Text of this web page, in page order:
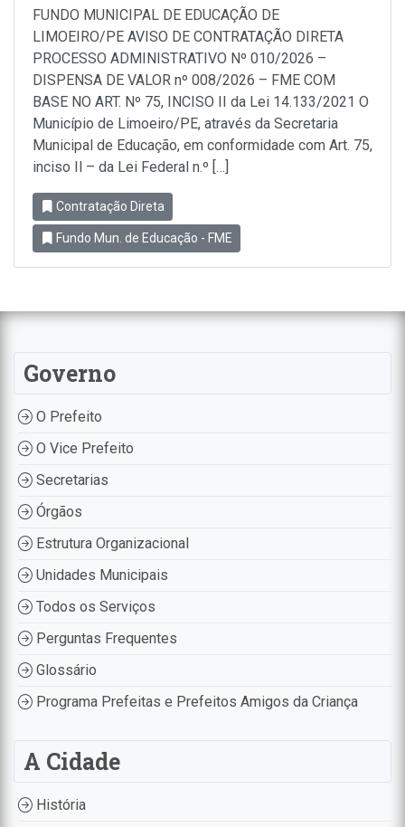
FUNDO MUNICIPAL DE EDUCAÇÃO DE
LIMOEIRO/PE AVISO DE CONTRATAÇÃO DIRETA
PROCESSO ADMINISTRATIVO Nº 010/2026 –
DISPENSA DE VALOR nº 008/2026 – FME COM
BASE NO ART. Nº 75, INCISO II da Lei 14.133/2021 O
Município de Limoeiro/PE, através da Secretaria
Municipal de Educação, em conformidade com Art. 75,
inciso Il – da Lei Federal n.º […]
Contratação Direta
Fundo Mun. de Educação - FME
Governo
O Prefeito
O Vice Prefeito
Secretarias
Órgãos
Estrutura Organizacional
Unidades Municipais
Todos os Serviços
Perguntas Frequentes
Glossário
Programa Prefeitas e Prefeitos Amigos da Criança
A Cidade
História